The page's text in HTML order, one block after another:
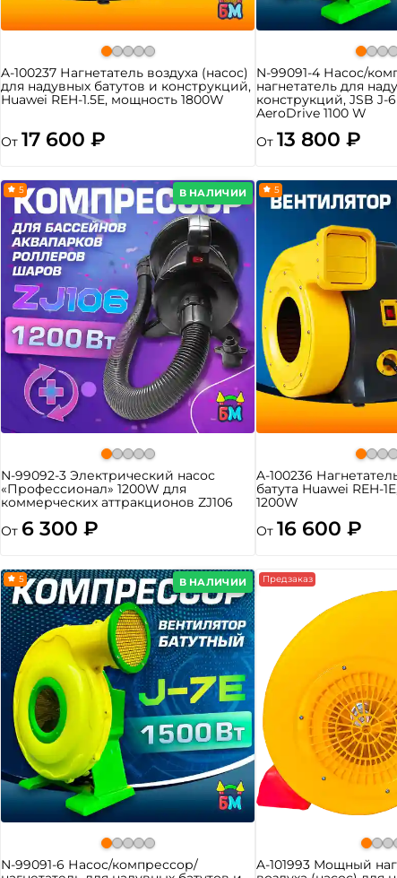
A-100237 Нагнетатель воздуха (насос)
для надувных батутов и конструкций,
Huawei REH-1.5E, мощность 1800W
От 17 600 ₽
N-99091-4 Насос/
нагнетатель для
конструкций, JSB J-
AeroDrive 1100 W
От 13 800 ₽
В НАЛИЧИИ
5
N-99092-3 Электрический насос
«Профессионал» 1200W для
коммерческих аттракционов ZJ106
От 6 300 ₽
5
A-100236
батута Huawei REH-
1200W
От 16 600 ₽
В НАЛИЧИИ
5
N-99091-6 Насос/компрессор/
Предзаказ
A-101993 Мощный